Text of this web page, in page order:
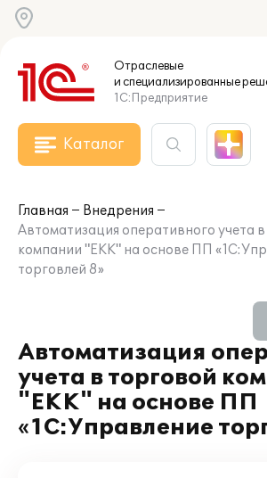
Отраслевые
и специализированные
1С:Предприятие
Каталог
Главная
Внедрения
Автоматизация оперативного учета
компании "ЕКК" на основе ПП
торговлей 8»
Автоматизация
учета в торговой
"ЕКК" на основе ПП
«1С:Управление